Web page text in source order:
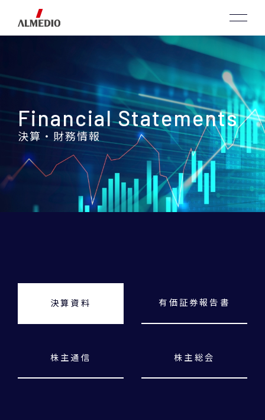
Financial Statements
決算・財務情報
決算資料 有価証券報告書
株主通信 株主総会